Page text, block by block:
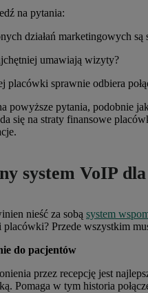
na pytania:
działań marketingowych są
umawiają wizyty?
placówki sprawnie odbiera
powyższe pytania, podobnie
się na straty finansowe
system VoIP
nieść za sobą system
Przede wszystkim
do pacjentów
przez recepcję jest
Pomaga w tym historia